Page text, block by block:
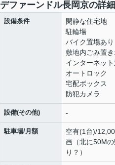
デファーンドル長岡京の詳
設備条件
閑静な住宅地
駐輪場
バイク置場あり
敷地内ごみ置
インターネッ
オートロック
宅配ボックス
防犯カメラ
設備(その他) -
駐車場/月額
空有(1台)/
画（北に50M
り？）